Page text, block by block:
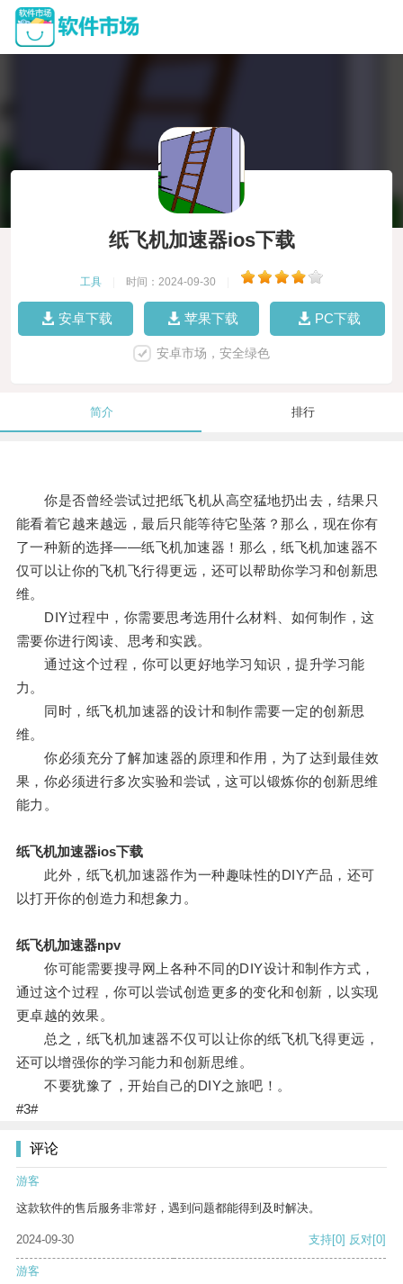
纸飞机加速器ios下载
工具 时间：2024-09-30
安卓下载 苹果下载 PC下载
安卓市场，安全绿色
简介 排行
你是否曾经尝试过把纸飞机从高空猛地扔出去，结果只
能看着它越来越远，最后只能等待它坠落？那么，现在你有
了一种新的选择——纸飞机加速器！那么，纸飞机加速器不
仅可以让你的飞机飞行得更远，还可以帮助你学习和创新思
维。
DIY过程中，你需要思考选用什么材料、如何制作，这
需要你进行阅读、思考和实践。
通过这个过程，你可以更好地学习知识，提升学习能
力。
同时，纸飞机加速器的设计和制作需要一定的创新思
维。
你必须充分了解加速器的原理和作用，为了达到最佳效
果，你必须进行多次实验和尝试，这可以锻炼你的创新思维
能力。
纸飞机加速器ios下载
此外，纸飞机加速器作为一种趣味性的DIY产品，还可
以打开你的创造力和想象力。
纸飞机加速器npv
你可能需要搜寻网上各种不同的DIY设计和制作方式，
通过这个过程，你可以尝试创造更多的变化和创新，以实现
更卓越的效果。
总之，纸飞机加速器不仅可以让你的纸飞机飞得更远，
还可以增强你的学习能力和创新思维。
不要犹豫了，开始自己的DIY之旅吧！。
#3#
评论
游客
这款软件的售后服务非常好，遇到问题都能得到及时解决。
2024-09-30 支持[0] 反对[0]
游客